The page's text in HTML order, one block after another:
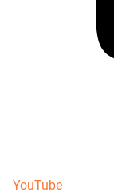
YouTube